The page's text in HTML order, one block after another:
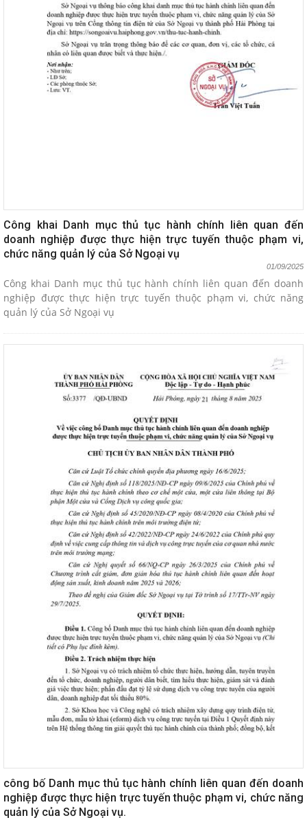
Công khai Danh mục thủ tục hành chính liên quan đến
doanh nghiệp được thực hiện trực tuyến thuộc phạm vi,
chức năng quản lý của Sở Ngoại vụ
01/09/2025
Công khai Danh mục thủ tục hành chính liên quan đến doanh
nghiệp được thực hiện trực tuyến thuộc phạm vi, chức năng
quản lý của Sở Ngoại vụ
công bố Danh mục thủ tục hành chính liên quan đến doanh
nghiệp được thực hiện trực tuyến thuộc phạm vi, chức năng
quản lý của Sở Ngoại vụ.